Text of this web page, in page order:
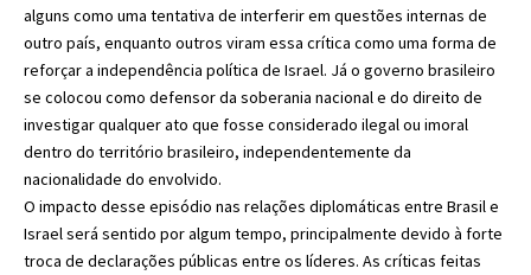
alguns como uma tentativa de interferir em questões internas de
outro país, enquanto outros viram essa crítica como uma forma de
reforçar a independência política de Israel. Já o governo brasileiro
se colocou como defensor da soberania nacional e do direito de
investigar qualquer ato que fosse considerado ilegal ou imoral
dentro do território brasileiro, independentemente da
nacionalidade do envolvido.
O impacto desse episódio nas relações diplomáticas entre Brasil e
Israel será sentido por algum tempo, principalmente devido à forte
troca de declarações públicas entre os líderes. As críticas feitas